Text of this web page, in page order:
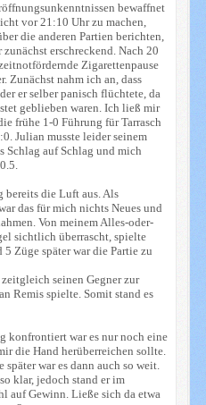
bewaffnet
vor 21:10 Uhr zu machen,
die anderen Partien berichten,
erschreckend. Nach 20
Zigarettenpause
Zunächst nahm ich an, dass
er selber panisch flüchtete, da
geblieben waren. Ich ließ mir
frühe 1-0 Führung für Tarrasch
Julian musste leider seinem
Schlag auf Schlag und mich
bereits die Luft aus. Als
das für mich nichts Neues und
Von meinem Alles-oder-
sichtlich überrascht, spielte
Züge später war die Partie zu
seinen Gegner zur
Remis spielte. Somit stand es
konfrontiert war es nur noch eine
die Hand herüberreichen sollte.
war es dann auch so weit.
klar, jedoch stand er im
auf Gewinn. Ließe sich da etwa